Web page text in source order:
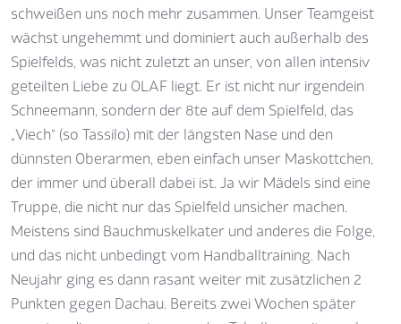
schweißen uns noch mehr zusammen. Unser Teamgeist
wächst ungehemmt und dominiert auch außerhalb des
Spielfelds, was nicht zuletzt an unser, von allen intensiv
geteilten Liebe zu OLAF liegt. Er ist nicht nur irgendein
Schneemann, sondern der 8te auf dem Spielfeld, das
„Viech“ (so Tassilo) mit der längsten Nase und den
dünnsten Oberarmen, eben einfach unser Maskottchen,
der immer und überall dabei ist. Ja wir Mädels sind eine
Truppe, die nicht nur das Spielfeld unsicher machen.
Meistens sind Bauchmuskelkater und anderes die Folge,
und das nicht unbedingt vom Handballtraining. Nach
Neujahr ging es dann rasant weiter mit zusätzlichen 2
Punkten gegen Dachau. Bereits zwei Wochen später